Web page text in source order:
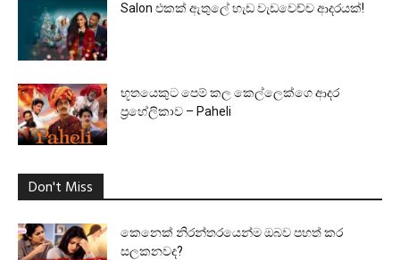
Salon එකක් ඇතුලේ හැඩ වැඩවෙච්ච ආදරයක්!
භූතයෙකුට පෙම් කල කෙල්ලෙක්ගෙ ආදර
ප්‍රහේලිකාව – Paheli
Don't Miss
කෙනෙක් නිරන්තරයෙන්ම ඔබව පහත් කර
සලකනවද?